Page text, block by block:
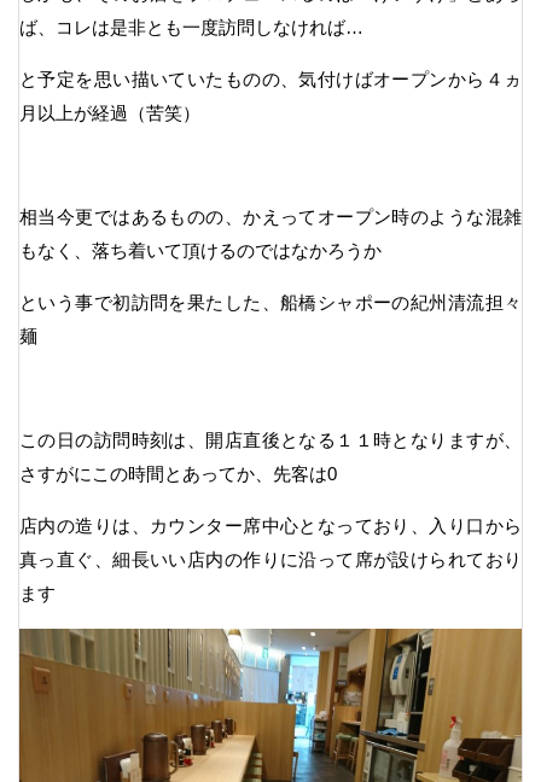
ば、コレは是非とも一度訪問しなければ…
と予定を思い描いていたものの、気付けばオープンから４ヵ
月以上が経過（苦笑）
相当今更ではあるものの、かえってオープン時のような混雑
もなく、落ち着いて頂けるのではなかろうか
という事で初訪問を果たした、船橋シャポーの紀州清流担々
麺
この日の訪問時刻は、開店直後となる１１時となりますが、
さすがにこの時間とあってか、先客は0
店内の造りは、カウンター席中心となっており、入り口から
真っ直ぐ、細長いい店内の作りに沿って席が設けられており
ます